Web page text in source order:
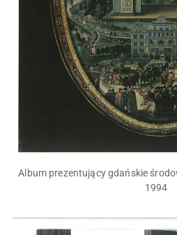
Album prezentujący gdańskie
1994